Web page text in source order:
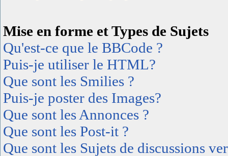
Mise en forme et Types de Sujets
Qu'est-ce que le BBCode ?
Puis-je utiliser le HTML?
Que sont les Smilies ?
Puis-je poster des Images?
Que sont les Annonces ?
Que sont les Post-it ?
Que sont les Sujets de discussions